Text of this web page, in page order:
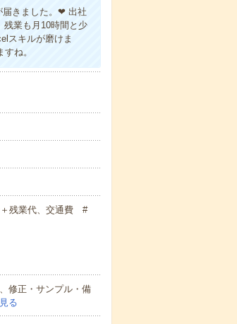
届きました。❤ 出社
残業も月10時間と少
スキルが磨けま
ね。
＋残業代、交通費 #
修正・サンプル・備
る